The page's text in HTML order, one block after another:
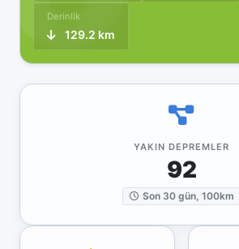
Derinlik
129.2 km
YAKIN DEPREMLER
92
Son 30 gün, 100km